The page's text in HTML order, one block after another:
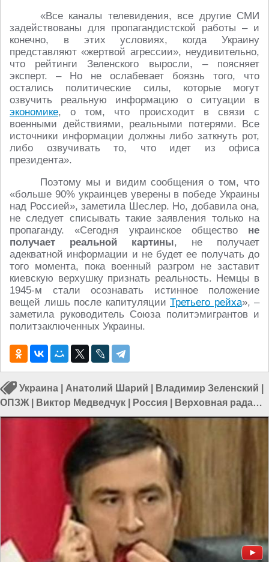
«Все каналы телевидения, все другие СМИ
задействованы для пропагандистской работы – и
конечно, в этих условиях, когда Украину
представляют «жертвой агрессии», неудивительно,
что рейтинги Зеленского выросли, – поясняет
эксперт. – Но не ослабевает боязнь того, что
остались политические силы, которые могут
озвучить реальную информацию о ситуации в
экономике, о том, что происходит в связи с
военными действиями, реальными потерями. Все
источники информации должны либо заткнуть рот,
либо озвучивать то, что идет из офиса
президента».
Поэтому мы и видим сообщения о том, что
«больше 90% украинцев уверены в победе Украины
над Россией», заметила Шеслер. Но, добавила она,
не следует списывать такие заявления только на
пропаганду. «Сегодня украинское общество не
получает реальной картины, не получает
адекватной информации и не будет ее получать до
того момента, пока военный разгром не заставит
киевскую верхушку признать реальность. Немцы в
1945-м стали осознавать истинное положение
вещей лишь после капитуляции Третьего рейха», –
заметила руководитель Союза политэмигрантов и
политзаключенных Украины.
Украина Анатолий Шарий Владимир Зеленский
ОПЗЖ
Виктор Медведчук Россия
Верховная рада
Украины|Война на Украине